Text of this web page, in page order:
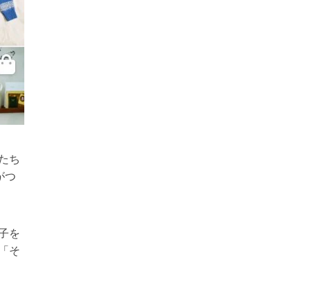
ち
つ
を
そ